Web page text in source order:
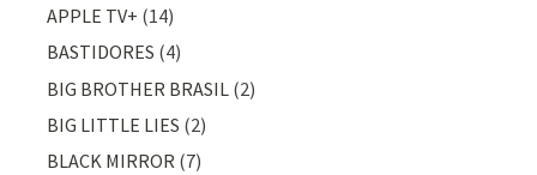
APPLE TV+ (14)
BASTIDORES (4)
BIG BROTHER BRASIL (2)
BIG LITTLE LIES (2)
BLACK MIRROR (7)